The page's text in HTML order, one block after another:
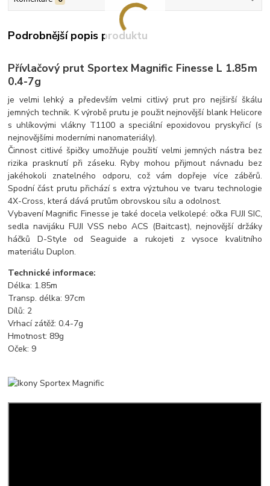
Podrobnější popis produktu
Přívlačový prut Sportex Magnific Finesse L 1.85m
0.4-7g
je velmi lehký a především velmi citlivý prut pro nejširší škálu
jemných technik. K výrobě prutu je použit nejnovější blank Helicore
s uhlíkovými vlákny T1100 a speciální epoxidovou pryskyřicí (s
nejnovějšími moderními nanomateriály).
Činnost citlivé špičky umožňuje použití velmi jemných nástra bez
rizika prasknutí při záseku.Ryby mohou přijmout návnadu bez
jakéhokoli znatelného odporu, což vám dopřeje více záběrů.
Spodní část prutu přichází s extra výztuhou ve tvaru technologie
4X-Cross, která dává prutům obrovskou sílu a odolnost.
Vybavení Magnific Finesse je také docela velkolepé: očka FUJI SIC,
sedla navijáku FUJI VSS nebo ACS (Baitcast), nejnovější držáky
háčků D-Style od Seaguide a rukojeti z vysoce kvalitního
materiálu Duplon.
Technické informace:
Délka: 1.85m
Transp. délka: 97cm
Dílů: 2
Vrhací zátěž: 0.4-7g
Hmotnost: 89g
Oček: 9